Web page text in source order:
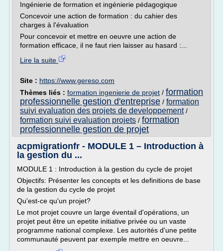
Ingénierie de formation et ingénierie pédagogique
Concevoir une action de formation : du cahier des
charges à l'évaluation
Pour concevoir et mettre en oeuvre une action de
formation efficace, il ne faut rien laisser au hasard :...
Lire la suite
Site : https://www.gereso.com
Thèmes liés : formation ingenierie de projet / formation
professionnelle gestion d'entreprise / formation
suivi evaluation des projets de developpement/
formation suivi evaluation projets / formation
professionnelle gestion de projet
acpmigrationfr - MODULE 1 – Introduction à
la gestion du ...
MODULE 1 : Introduction à la gestion du cycle de projet
Objectifs: Présenter les concepts et les definitions de base
de la gestion du cycle de projet
Qu'est-ce qu'un projet?
Le mot projet couvre un large éventail d'opérations, un
projet peut être un epetite initiative privée ou un vaste
programme national complexe. Les autorités d'une petite
communauté peuvent par exemple mettre en oeuvre...